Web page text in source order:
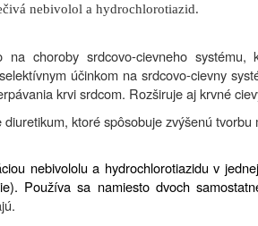
nebivolol a hydrochlorotiazid.
na choroby srdcovo-cievneho
účinkom na srdcovo-cievny
krvi srdcom. Rozširuje aj krvné
ktoré spôsobuje zvýšenú tvorbu
nebivololu a hydrochlorotiazidu v
Používa sa namiesto dvoch